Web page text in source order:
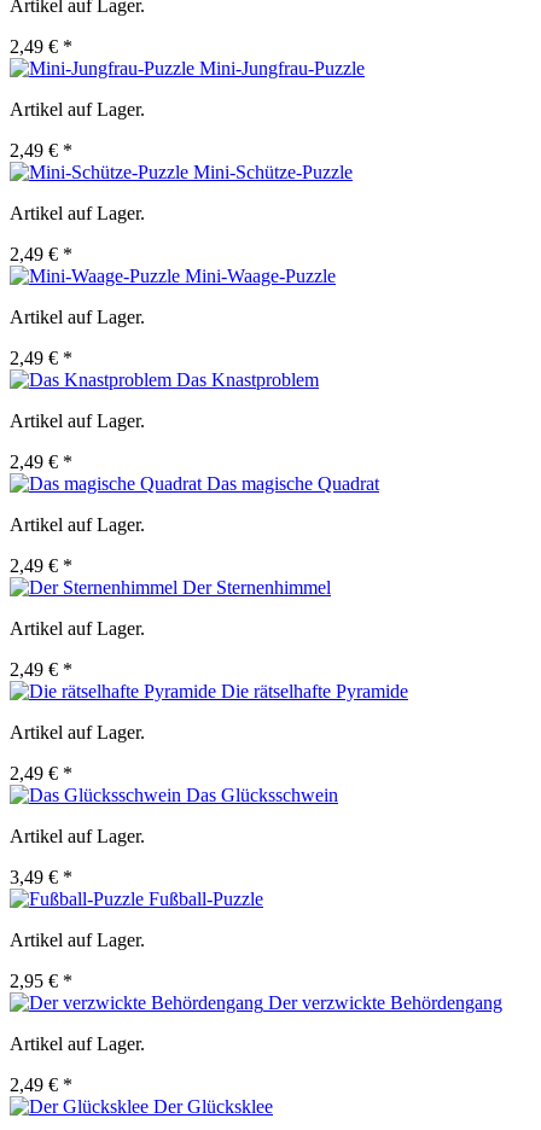
Artikel auf Lager.
2,49 € *
Mini-Jungfrau-Puzzle
Artikel auf Lager.
2,49 € *
Mini-Schütze-Puzzle
Artikel auf Lager.
2,49 € *
Mini-Waage-Puzzle
Artikel auf Lager.
2,49 € *
Das Knastproblem
Artikel auf Lager.
2,49 € *
Das magische Quadrat
Artikel auf Lager.
2,49 € *
Der Sternenhimmel
Artikel auf Lager.
2,49 € *
Die rätselhafte Pyramide
Artikel auf Lager.
2,49 € *
Das Glücksschwein
Artikel auf Lager.
3,49 € *
Fußball-Puzzle
Artikel auf Lager.
2,95 € *
Der verzwickte Behördengang
Artikel auf Lager.
2,49 € *
Der Glücksklee